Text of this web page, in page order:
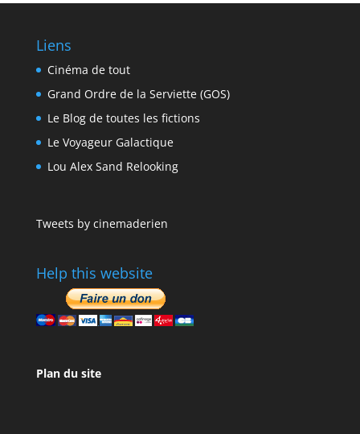
Liens
Cinéma de tout
Grand Ordre de la Serviette (GOS)
Le Blog de toutes les fictions
Le Voyageur Galactique
Lou Alex Sand Relooking
Tweets by cinemaderien
Help this website
Plan du site